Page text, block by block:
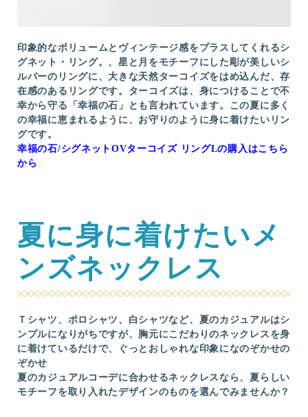
印象的なボリュームとヴィンテージ感をプラスしてくれるシ
グネット・リング。、星と月をモチーフにした彫が美しいシ
ルバーのリングに、大きな天然ターコイズをはめ込んだ、存
在感のあるリングです。ターコイズは、身につけることで不
幸から守る「幸福の石」とも言われています。この夏に多く
の幸福に恵まれるように、お守りのように身に着けたいリン
グです。
幸福の石/シグネットOVターコイズ リングLの購入はこちら
から
夏に身に着けたいメ
ンズネックレス
Ｔシャツ、ポロシャツ、白シャツなど、夏のカジュアルはシ
ンプルになりがちですが、胸元にこだわりのネックレスを身
に着けているだけで、ぐっとおしゃれな印象になのぞかせの
ぞかせ
夏のカジュアルコーデに合わせるネックレスなら、夏らしい
モチーフを取り入れたデザインのものを選んでみませんか？